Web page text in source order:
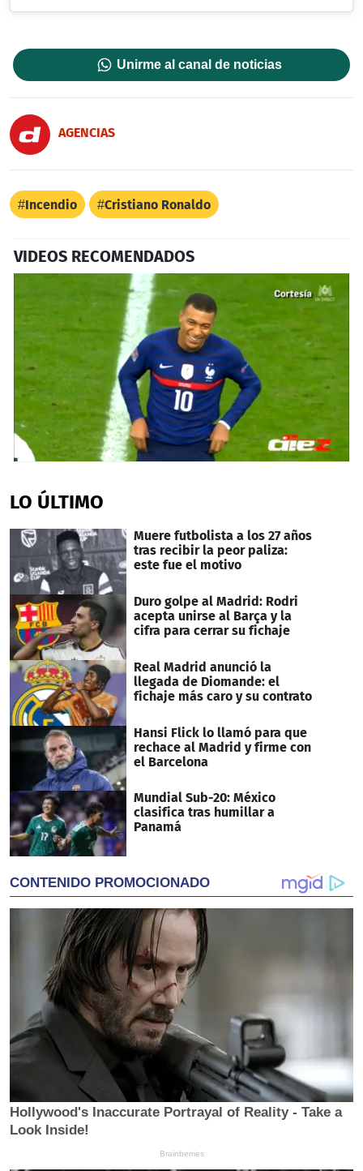
Unirme al canal de noticias
AGENCIAS
Incendio Cristiano Ronaldo
VIDEOS RECOMENDADOS
of
24
LO ÚLTIMO
Muere futbolista a los 27 años
tras recibir la peor paliza:
este fue el motivo
Duro golpe al Madrid: Rodri
acepta unirse al Barça y la
cifra para cerrar su fichaje
Real Madrid anunció la
llegada de Diomande: el
fichaje más caro y su contrato
Hansi Flick lo llamó para que
rechace al Madrid y firme con
el Barcelona
Mundial Sub-20: México
clasifica tras humillar a
Panamá